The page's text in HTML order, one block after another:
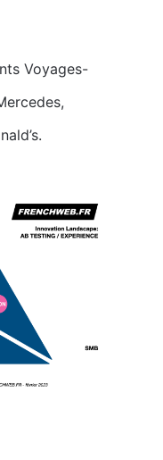
Voyages-